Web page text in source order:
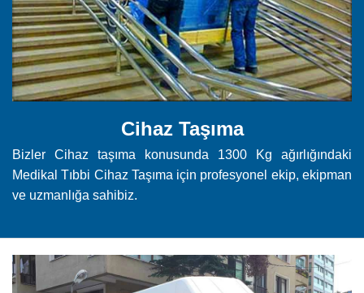
Cihaz Taşıma
Bizler Cihaz taşıma konusunda 1300 Kg ağırlığındaki
Medikal Tıbbi Cihaz Taşıma için profesyonel ekip, ekipman
ve uzmanlığa sahibiz.